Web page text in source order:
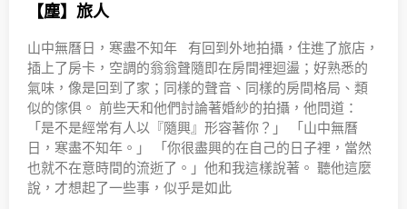
【塵】旅人
山中無曆日，寒盡不知年 有回到外地拍攝，住進了旅店，
插上了房卡，空調的翁翁聲隨即在房間裡迴盪；好熟悉的
氣味，像是回到了家；同樣的聲音、同樣的房間格局、類
似的傢俱。 前些天和他們討論著婚紗的拍攝，他問道：
「是不是經常有人以『隨興』形容著你？」 「山中無曆
日，寒盡不知年。」 「你很盡興的在自己的日子裡，當然
也就不在意時間的流逝了。」他和我這樣說著。 聽他這麼
說，才想起了一些事，似乎是如此